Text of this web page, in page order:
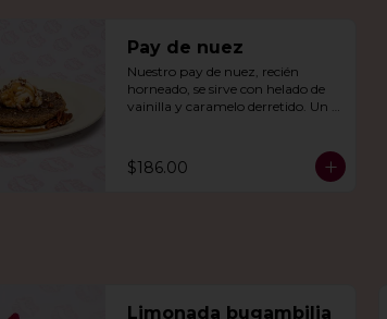
Pay de nuez
Nuestro pay de nuez, recién
horneado, se sirve con helado de
vainilla y caramelo derretido. Un
$186.00
Limonada bugambilia